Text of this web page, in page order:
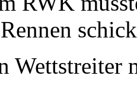
Wettstreiter